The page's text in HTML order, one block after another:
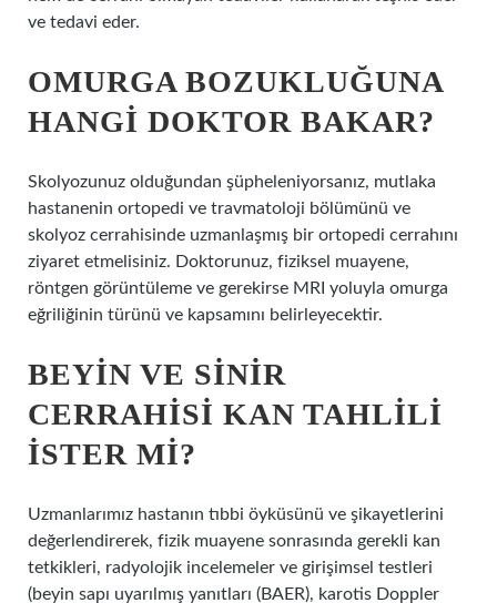
ve tedavi eder.
OMURGA BOZUKLUĞUNA
HANGI DOKTOR BAKAR?
Skolyozunuz olduğundan şüpheleniyorsanız, mutlaka
hastanenin ortopedi ve travmatoloji bölümünü ve
skolyoz cerrahisinde uzmanlaşmış bir ortopedi cerrahını
ziyaret etmelisiniz. Doktorunuz, fiziksel muayene,
röntgen görüntüleme ve gerekirse MRI yoluyla omurga
eğriliğinin türünü ve kapsamını belirleyecektir.
BEYIN VE SINIR
CERRAHISI KAN TAHLILI
ISTER MI?
Uzmanlarımız hastanın tıbbi öyküsünü ve şikayetlerini
değerlendirerek, fizik muayene sonrasında gerekli kan
tetkikleri, radyolojik incelemeler ve girişimsel testleri
(beyin sapı uyarılmış yanıtları (BAER), karotis Doppler